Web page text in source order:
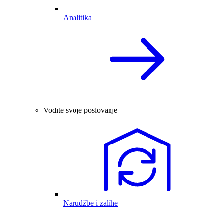
Analitika
Vodite svoje poslovanje
Narudžbe i zalihe